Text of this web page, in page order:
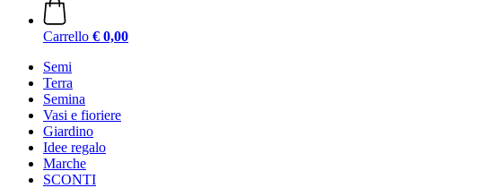
Carrello € 0,00
Semi
Terra
Semina
Vasi e fioriere
Giardino
Idee regalo
Marche
SCONTI